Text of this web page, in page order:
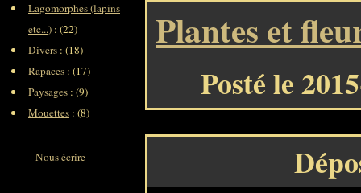
Plantes et
Posté le
Lagomorphes (lapins
etc...) : (22)
Divers : (18)
Rapaces : (17)
Paysages : (9)
Mouettes : (8)
Nous écrire